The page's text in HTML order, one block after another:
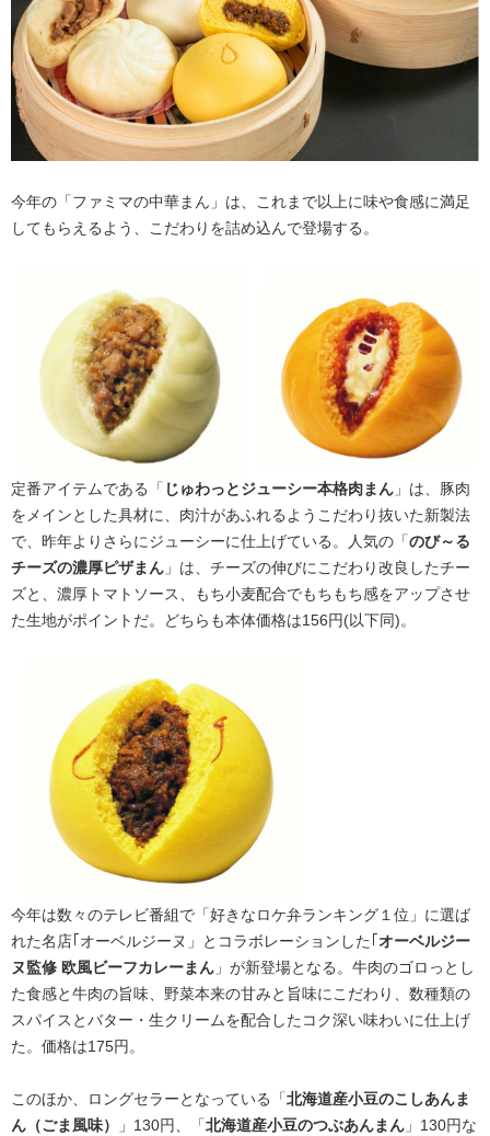
今年の「ファミマの中華まん」は、これまで以上に味や食感に満足
してもらえるよう、こだわりを詰め込んで登場する。
定番アイテムである「 じゅわっとジューシー本格肉まん 」は、豚肉
をメインとした具材に、肉汁があふれるようこだわり抜いた新製法
で、昨年よりさらにジューシーに仕上げている。人気の「のび～る
チーズの濃厚ピザまん 」は、チーズの伸びにこだわり改良したチー
ズと、濃厚トマトソース、もち小麦配合でもちもち感をアップさせ
た生地がポイントだ。どちらも本体価格は156円(以下同)。
今年は数々のテレビ番組で「好きなロケ弁ランキング１位」に選ば
れた名店｢オーベルジーヌ」とコラボレーションした｢ オーベルジー
ヌ監修 欧風ビーフカレーまん 」が新登場となる。牛肉のゴロっとし
た食感と牛肉の旨味、野菜本来の甘みと旨味にこだわり、数種類の
スパイスとバター・生クリームを配合したコク深い味わいに仕上げ
た。価格は175円。
このほか、ロングセラーとなっている「北海道産小豆のこしあんま
ん（ごま風味）
」130円、「北海道産小豆のつぶあんまん 」130円な